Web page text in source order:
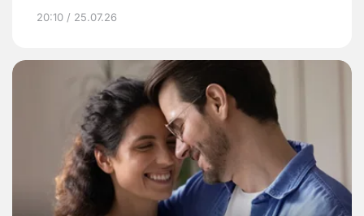
20:10 / 25.07.26